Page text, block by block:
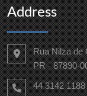
Address
Rua Nilza de
PR - 87890-
44 3142 1188